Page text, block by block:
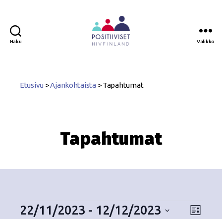
Haku Valikko
Etusivu >Ajankohtaista >Tapahtumat
Tapahtumat
NT
L
22/11/2023 - 12/12/2023